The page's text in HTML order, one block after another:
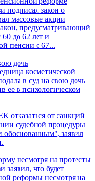
подписал закон о
массовые акции
предусматривающий
до 62 лет и
пенсии с 67...
дочь
косметической
в суд на свою дочь
ее в психологическом
отказаться от санкций
судебной процедуры
заявил
несмотря на протесты
заявил, что будет
реформы несмотря на